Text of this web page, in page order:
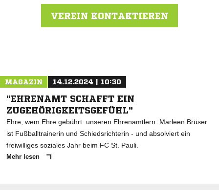
VEREIN KONTAKTIEREN
MAGAZIN 14.12.2024 | 10:30
"EHRENAMT SCHAFFT EIN
ZUGEHÖRIGKEITSGEFÜHL"
Ehre, wem Ehre gebührt: unseren Ehrenamtlern. Marleen Brüser
ist Fußballtrainerin und Schiedsrichterin - und absolviert ein
freiwilliges soziales Jahr beim FC St. Pauli.
Mehr lesen